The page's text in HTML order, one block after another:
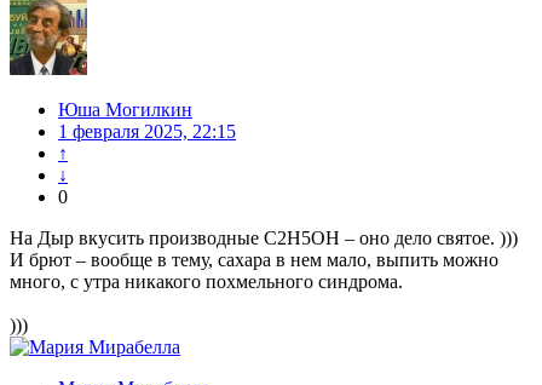
Юша Могилкин
1 февраля 2025, 22:15
↑
↓
0
На Дыр вкусить производные C2H5OH – оно дело святое. )))
И брют – вообще в тему, сахара в нем мало, выпить можно
много, с утра никакого похмельного синдрома.
)))